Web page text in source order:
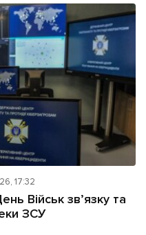
17:32
Військ зв’язку та
ЗСУ